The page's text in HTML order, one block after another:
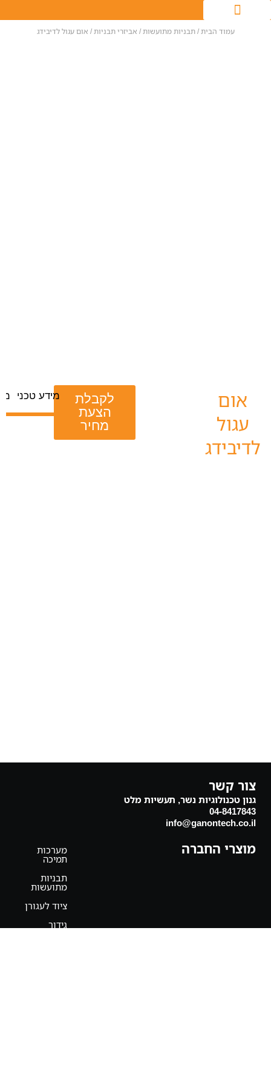
עמוד הבית/תבניות מתועשות/ אביזרי תבניות/ אום עגול לדיבידג
אום
עגול
לדיבידג
לקבלת
הצעת
מחיר
מידע טכני
צור קשר
גנון טכנולוגיות נשר, תעשיות מלט
04-8417843
info@ganontech.co.il
מוצרי החברה מערכות
תמיכה
תבניות
מתועשות
ציוד לעגורן
גידור